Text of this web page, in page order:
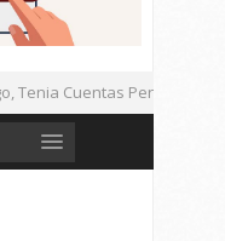
Cuentas Pendientes en
Para Explotación de